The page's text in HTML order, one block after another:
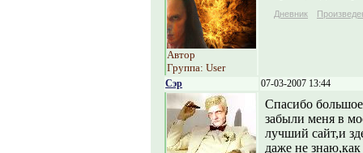
Автор
Группа: User
Дневник
Сэр 07-03-2007 13:44
Спасибо большое
забыли меня в
лучший сайт,и
даже не